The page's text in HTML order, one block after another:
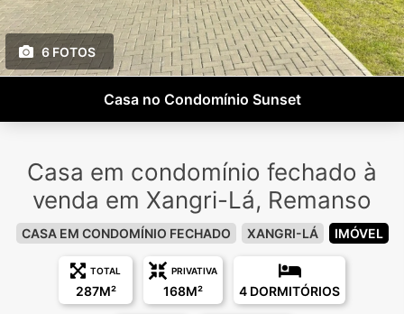
6 FOTOS
Casa no Condomínio Sunset
Casa em condomínio fechado à
venda em Xangri-Lá, Remanso
CASA EM CONDOMÍNIO FECHADO XANGRI-LÁ IMÓVEL
TOTAL
287M²
PRIVATIVA
168M² 4 DORMITÓRIOS